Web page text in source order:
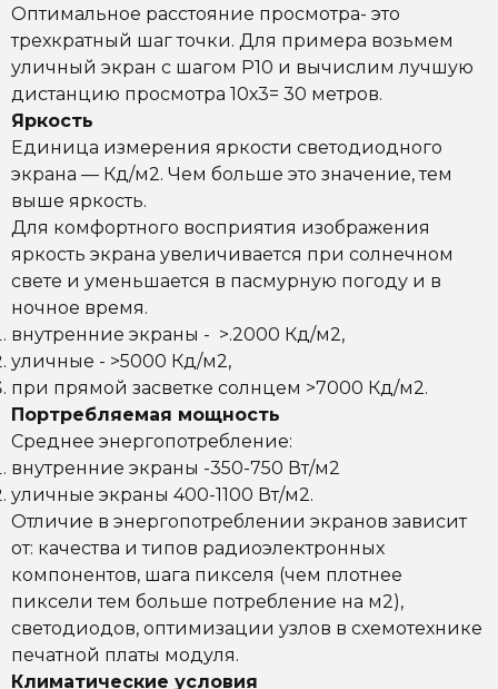
Оптимальное расстояние просмотра- это
трехкратный шаг точки. Для примера возьмем
уличный экран с шагом Р10 и вычислим лучшую
дистанцию просмотра 10х3= 30 метров.
Яркость
Единица измерения яркости светодиодного
экрана — Кд/м2. Чем больше это значение, тем
выше яркость.
Для комфортного восприятия изображения
яркость экрана увеличивается при солнечном
свете и уменьшается в пасмурную погоду и в
ночное время.
внутренние экраны - >.2000 Кд/м2,
уличные - >5000 Кд/м2,
при прямой засветке солнцем >7000 Кд/м2.
Портребляемая мощность
Среднее энергопотребление:
внутренние экраны -350-750 Вт/м2
уличные экраны 400-1100 Вт/м2.
Отличие в энергопотреблении экранов зависит
от: качества и типов радиоэлектронных
компонентов, шага пикселя (чем плотнее
пиксели тем больше потребление на м2),
светодиодов, оптимизации узлов в схемотехнике
печатной платы модуля.
Климатические условия